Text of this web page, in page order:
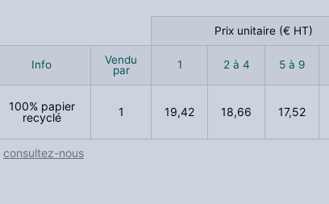
Prix unitaire (€ HT)
Info
Vendu
par
1 2 à 4 5 à 9
100% papier
recyclé
1 19,42 18,66 17,52
consultez-nous